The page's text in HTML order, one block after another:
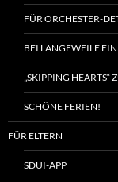
FÜR ORCHESTER-
BEI LANGEWEILE
„SKIPPING HEARTS“
SCHÖNE FERIEN!
FÜR ELTERN
SDUI-APP